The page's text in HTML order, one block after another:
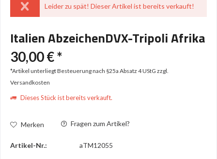
Leider zu spät! Dieser Artikel ist bereits verkauft!
Italien AbzeichenDVX-Tripoli Afrika
30,00 € *
*Artikel unterliegt Besteuerung nach §25a Absatz 4 UStG zzgl.
Versandkosten
Dieses Stück ist bereits verkauft.
Merken Fragen zum Artikel?
Artikel-Nr.: aTM12055